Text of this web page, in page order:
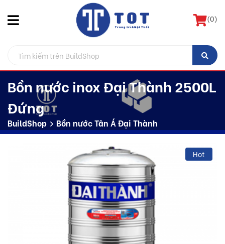
(0)
Bồn nước inox Đại Thành 2500L
Đứng
BuildShop Bồn nước Tân Á Đại Thành
Hot